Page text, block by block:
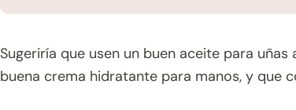
Sugeriría que usen un buen aceite para
buena crema hidratante para manos, y que